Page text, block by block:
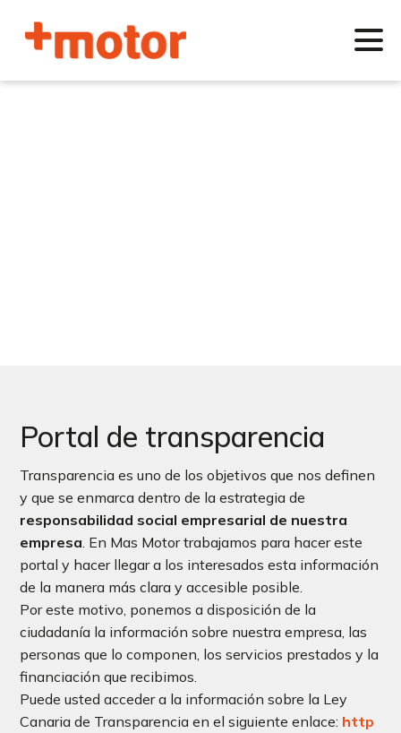
Portal de transparencia
Transparencia es uno de los objetivos que nos definen
y que se enmarca dentro de la estrategia de
responsabilidad social empresarial de nuestra
empresa. En Mas Motor trabajamos para hacer este
portal y hacer llegar a los interesados esta información
de la manera más clara y accesible posible.
Por este motivo, ponemos a disposición de la
ciudadanía la información sobre nuestra empresa, las
personas que lo componen, los servicios prestados y la
financiación que recibimos.
Puede usted acceder a la información sobre la Ley
Canaria de Transparencia en el siguiente enlace: http